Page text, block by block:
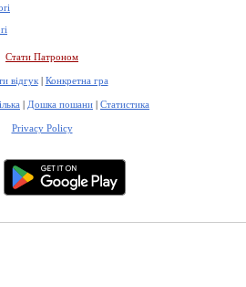
Стати Патроном
відгук| Конкретна гра
| Дошка пошани | Статистика
Privacy Policy